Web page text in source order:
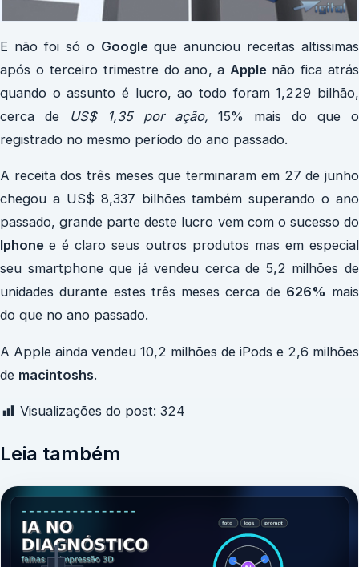
E não foi só o Google que anunciou receitas altissimas
após o terceiro trimestre do ano, a Apple não fica atrás
quando o assunto é lucro, ao todo foram 1,229 bilhão,
cerca de
US$ 1,35 por ação, 15% mais do que o
registrado no mesmo período do ano passado.
A receita dos três meses que terminaram em 27 de junho
chegou a US$ 8,337 bilhões também superando o ano
passado, grande parte deste lucro vem com o sucesso do
Iphonee é claro seus outros produtos mas em especial
seu smartphone que já vendeu cerca de 5,2 milhões de
unidades durante estes três meses cerca de 626% mais
do que no ano passado.
A Apple ainda vendeu 10,2 milhões de iPods e 2,6 milhões
de macintoshs.
Visualizações do post: 324
Leia também